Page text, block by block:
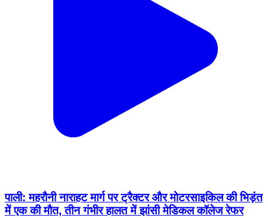
पाली: महरौनी नाराहट मार्ग पर ट्रैक्टर और मोटरसाइकिल की भिड़ंत
में एक की मौत, तीन गंभीर हालत में झांसी मेडिकल कॉलेज रेफर